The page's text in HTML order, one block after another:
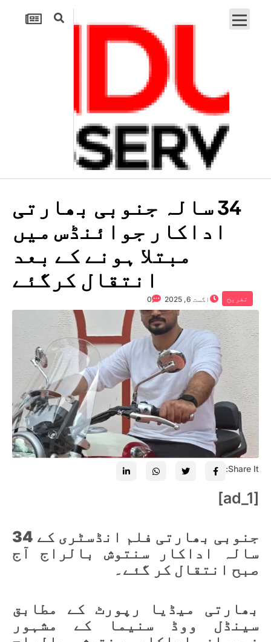
34 سالہ جنوبی بھارتی
اداکار جوائنڈس میں
مبتلا ہونے کے بعد
انتقال کرگئے
تفریح اگست 6, 2025 0
Share It:
[ad_1]
جنوبی بھارتی فلم انڈسٹری کے 34
سالہ اداکار سنتوش بالراج آج
صبح انتقال کر گئے۔
بھارتی میڈیا رپورٹ کے مطابق
سینڈل ووڈ سنیما کے مشہور